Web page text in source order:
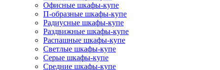
Офисные шкафы-купе
П-образные шкафы-купе
Радиусные шкафы-купе
Раздвижные шкафы-купе
Распашные шкафы-купе
Светлые шкафы-купе
Серые шкафы-купе
Средние шкафы-купе